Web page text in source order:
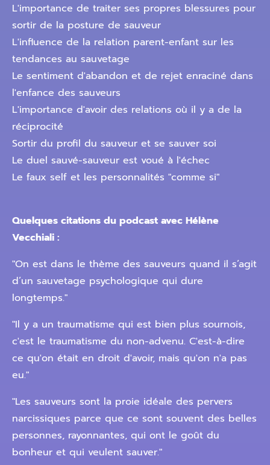
L'importance de traiter ses propres blessures pour
sortir de la posture de sauveur
L'influence de la relation parent-enfant sur les
tendances au sauvetage
Le sentiment d'abandon et de rejet enraciné dans
l'enfance des sauveurs
L'importance d'avoir des relations où il y a de la
réciprocité
Sortir du profil du sauveur et se sauver soi
Le duel sauvé-sauveur est voué à l'échec
Le faux self et les personnalités "comme si"
Quelques citations du podcast avec Hélène
Vecchiali :
"On est dans le thème des sauveurs quand il s’agit
d’un sauvetage psychologique qui dure
longtemps."
"Il y a un traumatisme qui est bien plus sournois,
c'est le traumatisme du non-advenu. C'est-à-dire
ce qu'on était en droit d'avoir, mais qu'on n'a pas
eu."
"Les sauveurs sont la proie idéale des pervers
narcissiques parce que ce sont souvent des belles
personnes, rayonnantes, qui ont le goût du
bonheur et qui veulent sauver."